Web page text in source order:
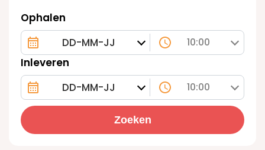
Ophalen
10:00
Inleveren
10:00
Zoeken